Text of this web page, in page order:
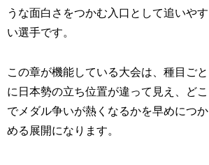
うな面白さをつかむ入口として追いやす
い選手です。
この章が機能している大会は、種目ごと
に日本勢の立ち位置が違って見え、どこ
でメダル争いが熱くなるかを早めにつか
める展開になります。